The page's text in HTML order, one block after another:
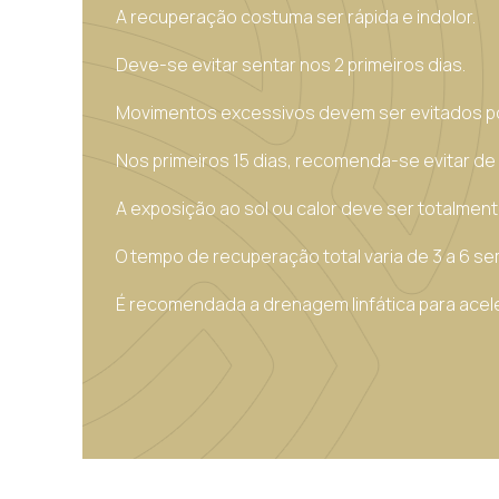
A recuperação costuma ser rápida e indolor.
Deve-se evitar sentar nos 2 primeiros dias.
Movimentos excessivos devem ser evitados
Nos primeiros 15 dias, recomenda-se evitar
A exposição ao sol ou calor deve ser
O tempo de recuperação total varia de 3 a 6
É recomendada a drenagem linfática para